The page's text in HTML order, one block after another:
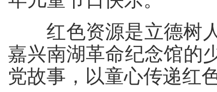
红色资源是立德树人
嘉兴南湖革命纪念馆的
党故事，以童心传递红